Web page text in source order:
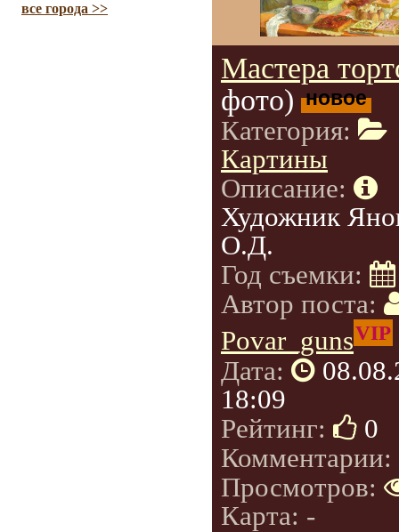
все города >>
Мастера
фото) новое
Категория:
Картины
Описание:
Художник
О.Д.
Год съемки:
Автор поста:
Povar_gunsVIP
Дата:
18:09
Рейтинг:
0
Комментарии:
Просмотров:
Карта: -